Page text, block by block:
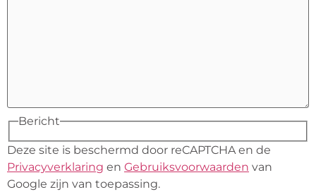
Bericht
Deze site is beschermd door reCAPTCHA en de
Privacyverklaring en Gebruiksvoorwaarden van
Google zijn van toepassing.